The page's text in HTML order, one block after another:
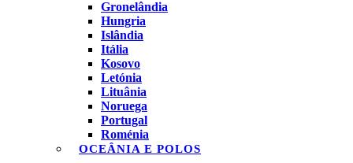
Gronelândia
Hungria
Islândia
Itália
Kosovo
Letónia
Lituânia
Noruega
Portugal
Roménia
OCEÂNIA E POLOS